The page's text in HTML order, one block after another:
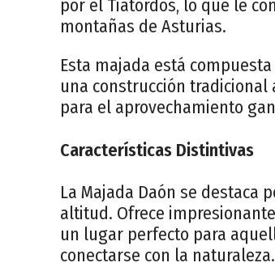
por el Tiatordos, lo que le
montañas de Asturias.
Esta majada está
una construcción
para el aprovechamiento
Características Distintivas
La Majada Daón se destaca
altitud. Ofrece
un lugar perfecto para
conectarse con la naturaleza.